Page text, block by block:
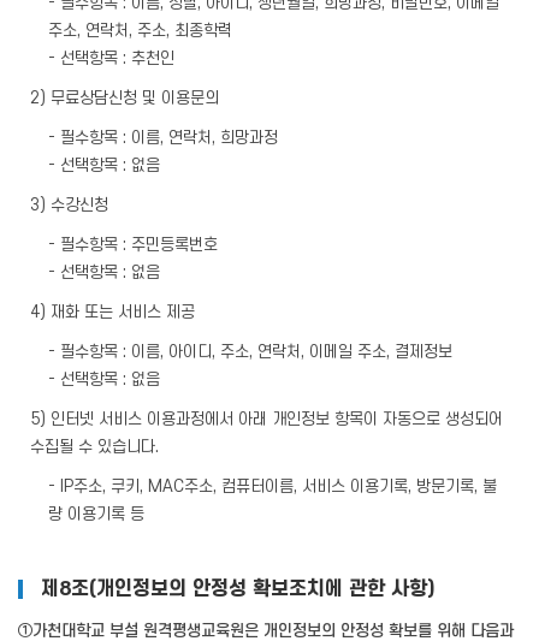
주소, 연락처, 주소, 최종학력
- 선택항목 : 추천인
2) 무료상담신청 및 이용문의
- 필수항목 : 이름, 연락처, 희망과정
- 선택항목 : 없음
3) 수강신청
- 필수항목 : 주민등록번호
- 선택항목 : 없음
4) 재화 또는 서비스 제공
- 필수항목 : 이름, 아이디, 주소, 연락처, 이메일 주소, 결제정보
- 선택항목 : 없음
5) 인터넷 서비스 이용과정에서 아래 개인정보 항목이 자동으로 생성되어
수집될 수 있습니다.
- IP주소, 쿠키, MAC주소, 컴퓨터이름, 서비스 이용기록, 방문기록, 불
량 이용기록 등
제8조(개인정보의 안정성 확보조치에 관한 사항)
①가천대학교 부설 원격평생교육원은 개인정보의 안정성 확보를 위해 다음과